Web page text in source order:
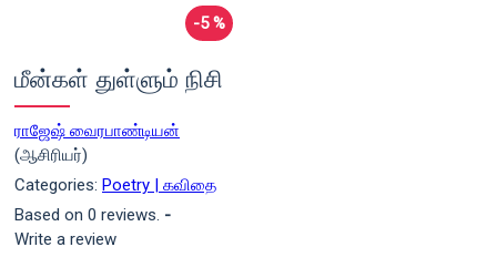
-5 %
மீன்கள் துள்ளும் நிசி
ராஜேஷ் வைரபாண்டியன்
(ஆசிரியர்)
Categories: Poetry | கவிதை
Based on 0 reviews. -
Write a review